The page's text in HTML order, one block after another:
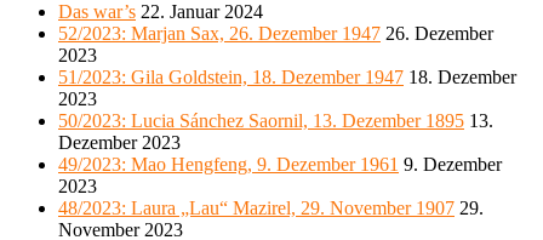
Das war’s 22. Januar 2024
52/2023: Marjan Sax, 26. Dezember 1947 26. Dezember
2023
51/2023: Gila Goldstein, 18. Dezember 1947 18. Dezember
2023
50/2023: Lucia Sánchez Saornil, 13. Dezember 1895 13.
Dezember 2023
49/2023: Mao Hengfeng, 9. Dezember 1961 9. Dezember
2023
48/2023: Laura „Lau“ Mazirel, 29. November 1907 29.
November 2023